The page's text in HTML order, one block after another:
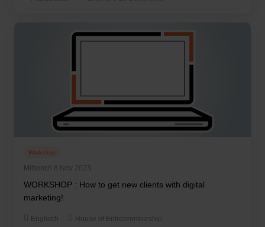
Mittwoch 8 Nov 2023
Workshop
WORKSHOP : How to get new clients with digital
marketing!
Englisch House of Entrepreneurship